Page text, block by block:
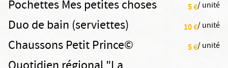
Pochettes Mes petites choses 5 €/ unité
Duo de bain (serviettes) 10 €/ unité
Chaussons Petit Prince© 5 €/ unité